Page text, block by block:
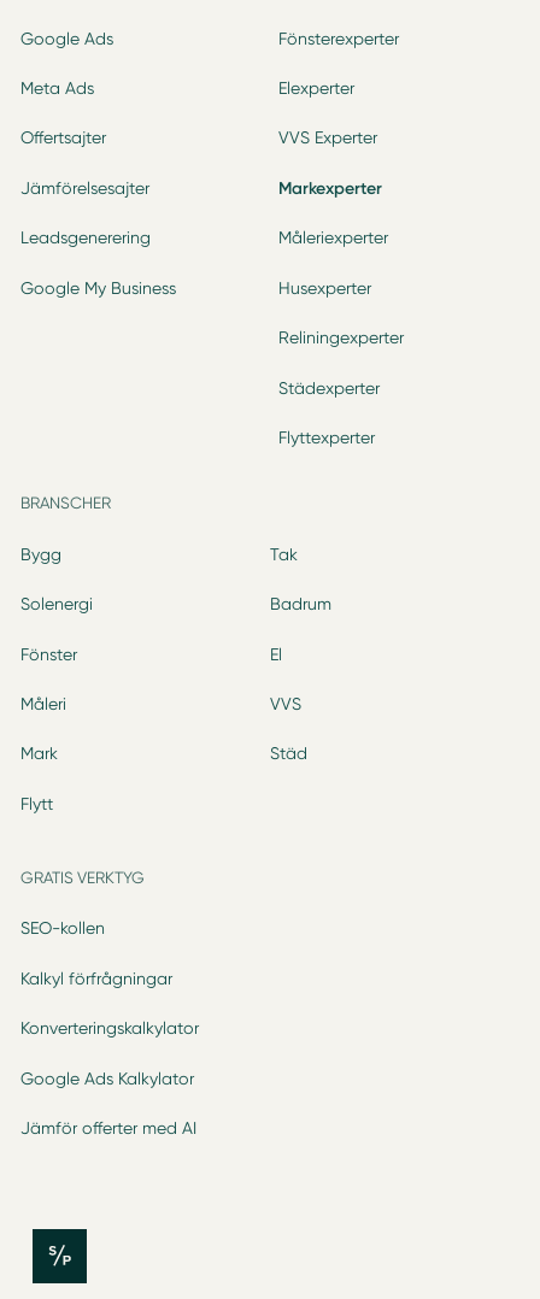
Google Ads
Meta Ads
Offertsajter
Jämförelsesajter
Leadsgenerering
Google My Business
Fönsterexperter
Elexperter
VVS Experter
Markexperter
Måleriexperter
Husexperter
Reliningexperter
Städexperter
Flyttexperter
BRANSCHER
Bygg Tak
Solenergi Badrum
Fönster El
Måleri VVS
Mark Städ
Flytt
GRATIS VERKTYG
SEO-kollen
Kalkyl förfrågningar
Konverteringskalkylator
Google Ads Kalkylator
Jämför offerter med AI